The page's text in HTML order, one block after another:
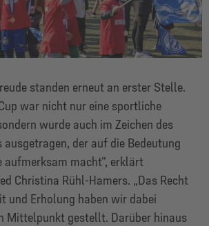
standen erneut an erster Stelle.
war nicht nur eine sportliche
wurde auch im Zeichen des
der auf die Bedeutung
aufmerksam macht”, erklärt
Christina Rühl-Hamers. „Das Recht
und Erholung haben wir dabei
Mittelpunkt gestellt. Darüber hinaus